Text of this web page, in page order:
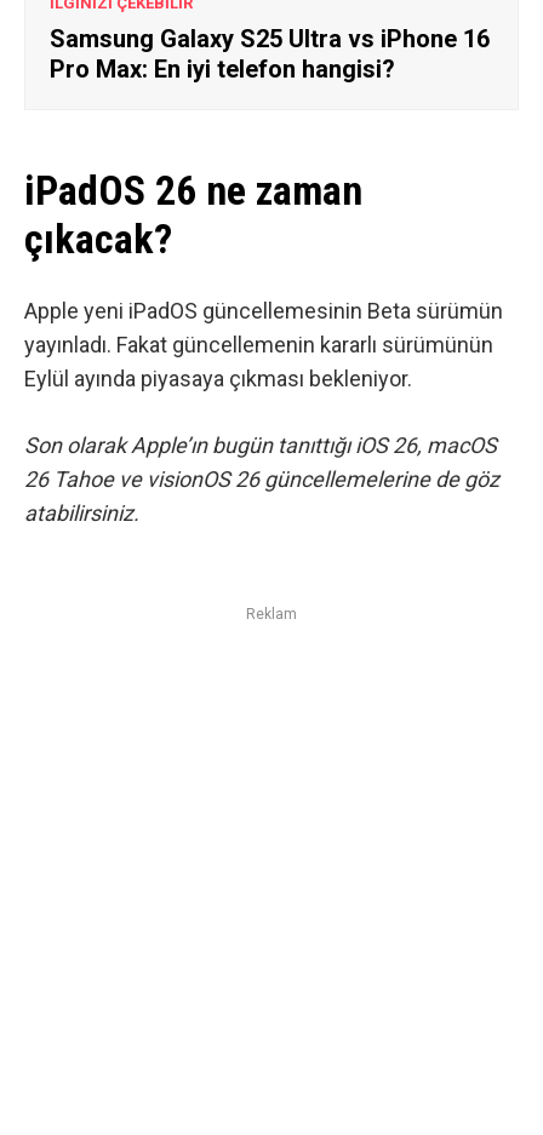
Samsung Galaxy S25 Ultra vs iPhone 16
Pro Max: En iyi telefon hangisi?
iPadOS 26 ne zaman
çıkacak?
Apple yeni iPadOS güncellemesinin Beta sürümün
yayınladı. Fakat güncellemenin kararlı sürümünün
Eylül ayında piyasaya çıkması bekleniyor.
Son olarak Apple’ın bugün tanıttığıiOS 26, macOS
26 Tahoeve visionOS 26güncellemelerine de göz
atabilirsiniz.
Reklam